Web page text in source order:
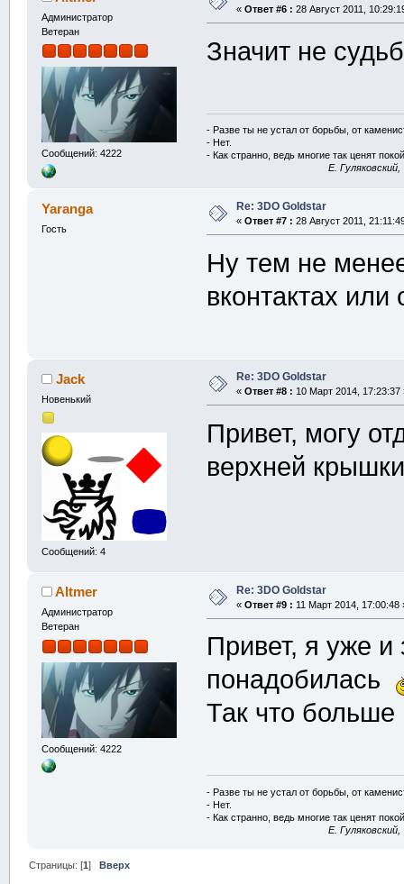
Администратор
Ветеран
Сообщений: 4222
« Ответ #6 : 28 Август 2011,
Значит не
- Разве ты не устал от борьбы, от
- Нет.
- Как странно, ведь многие так ценят
E.
Yaranga
Гость
Re: 3DO Goldstar
« Ответ #7 : 28 Август 2011,
Ну тем не
вконтактах или
Jack
Новенький
Сообщений: 4
Re: 3DO Goldstar
« Ответ #8 : 10 Март 2014, 17:23:37
Привет, могу
верхней
Altmer
Администратор
Ветеран
Сообщений: 4222
Re: 3DO Goldstar
« Ответ #9 : 11 Март 2014, 17:00:48
Привет, я уже
понадобилась
Так что
- Разве ты не устал от борьбы, от
- Нет.
- Как странно, ведь многие так ценят
E.
Страницы: [1]Вверх